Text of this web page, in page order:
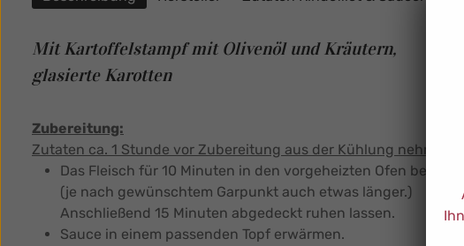
Mit Kartoffelstampf mit Olivenöl und Kräutern,
glasierte Karotten
Zubereitung:
Zutaten ca. 1 Stunde vor Zubereitung aus der Kühlung nehmen.
Das Fleisch für 10 Minuten in den vorgeheizten Ofen bei
(je nach gewünschtem Garpunkt auch etwas länger.)
Anschließend 15 Minuten abgedeckt ruhen lassen.
Sauce in einem passenden Topf erwärmen.